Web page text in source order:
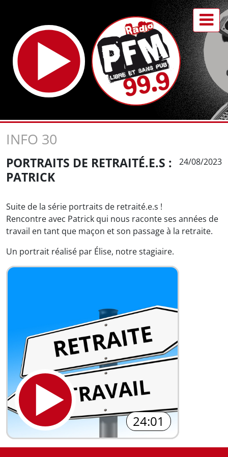
INFO 30
PORTRAITS DE RETRAITÉ.E.S :
PATRICK
24/08/2023
Suite de la série portraits de retraité.e.s !
Rencontre avec Patrick qui nous raconte ses années de
travail en tant que maçon et son passage à la retraite.
Un portrait réalisé par Élise, notre stagiaire.
24:01